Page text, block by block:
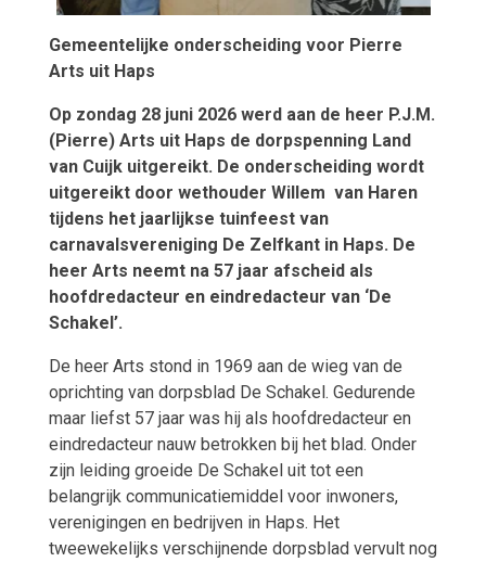
Gemeentelijke onderscheiding voor Pierre
Arts uit Haps
Op zondag 28 juni 2026 werd aan de heer P.J.M.
(Pierre) Arts uit Haps de dorpspenning Land
van Cuijk uitgereikt. De onderscheiding wordt
uitgereikt door wethouder Willem van Haren
tijdens het jaarlijkse tuinfeest van
carnavalsvereniging De Zelfkant in Haps. De
heer Arts neemt na 57 jaar afscheid als
hoofdredacteur en eindredacteur van ‘De
Schakel’.
De heer Arts stond in 1969 aan de wieg van de
oprichting van dorpsblad De Schakel. Gedurende
maar liefst 57 jaar was hij als hoofdredacteur en
eindredacteur nauw betrokken bij het blad. Onder
zijn leiding groeide De Schakel uit tot een
belangrijk communicatiemiddel voor inwoners,
verenigingen en bedrijven in Haps. Het
tweewekelijks verschijnende dorpsblad vervult nog